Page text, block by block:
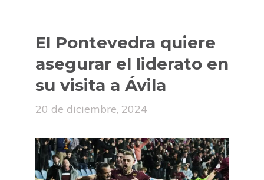
El Pontevedra quiere
asegurar el liderato en
su visita a Ávila
20 de diciembre, 2024